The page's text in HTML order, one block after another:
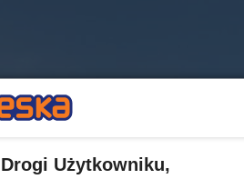
Drogi Użytkowniku,